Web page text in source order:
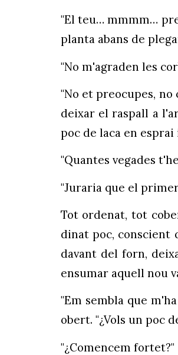
"El teu… mmmm…
planta abans de
"No m'agraden les
"No et preocupes,
deixar el raspall a
poc de laca en
"Quantes vegades
"Juraria que el
Tot ordenat, tot
dinat poc, conscient
davant del forn,
ensumar aquell nou
"Em sembla que
obert. "¿Vols un poc
"¿Comencem fortet?"